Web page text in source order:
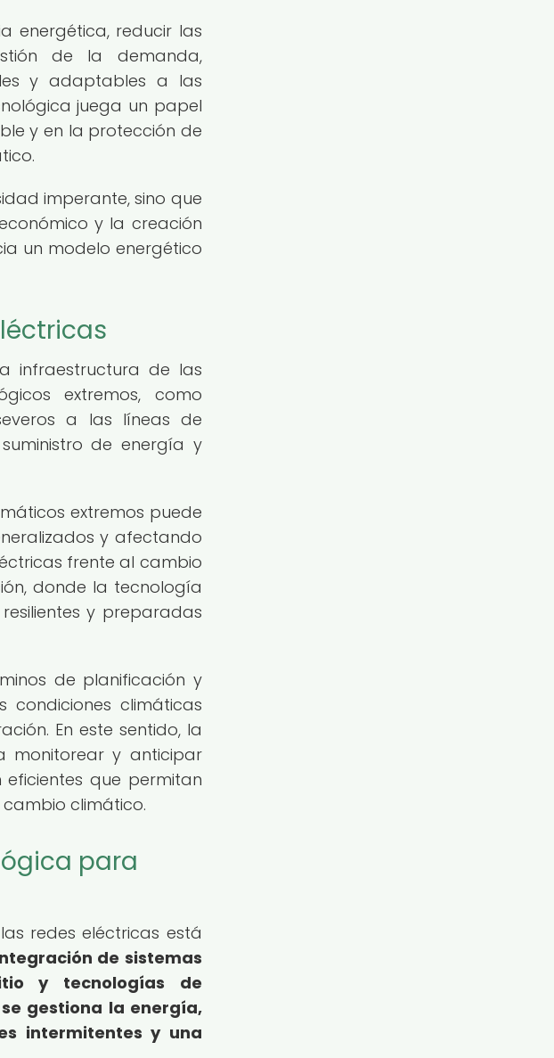
energética, reducir las
de la demanda,
y adaptables a las
juega un papel
y en la protección de
imperante, sino que
y la creación
un modelo energético
infraestructura de las
extremos, como
a las líneas de
de energía y
extremos puede
y afectando
frente al cambio
donde la tecnología
y preparadas
de planificación y
climáticas
En este sentido, la
monitorear y anticipar
que permitan
climático.
para
redes eléctricas está
de sistemas
y tecnologías de
gestiona la energía,
intermitentes y una